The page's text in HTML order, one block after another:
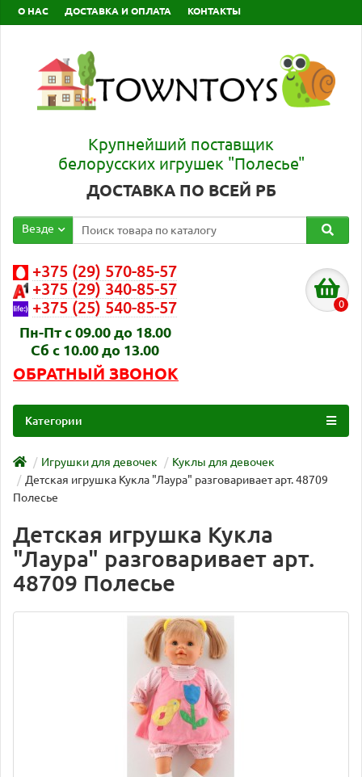
О НАС ДОСТАВКА И ОПЛАТА КОНТАКТЫ
Крупнейший поставщик
белорусских игрушек "Полесье"
ДОСТАВКА ПО ВСЕЙ РБ
Везде
+375 (29) 570-85-57
+375 (29) 340-85-57
+375 (25) 540-85-57
Пн-Пт с 09.00 до 18.00
Сб с 10.00 до 13.00
ОБРАТНЫЙ ЗВОНОК
0
Категории
Игрушки для девочек
Куклы для девочек
Детская игрушка Кукла "Лаура" разговаривает арт. 48709
Полесье
Детская игрушка Кукла
"Лаура" разговаривает арт.
48709 Полесье